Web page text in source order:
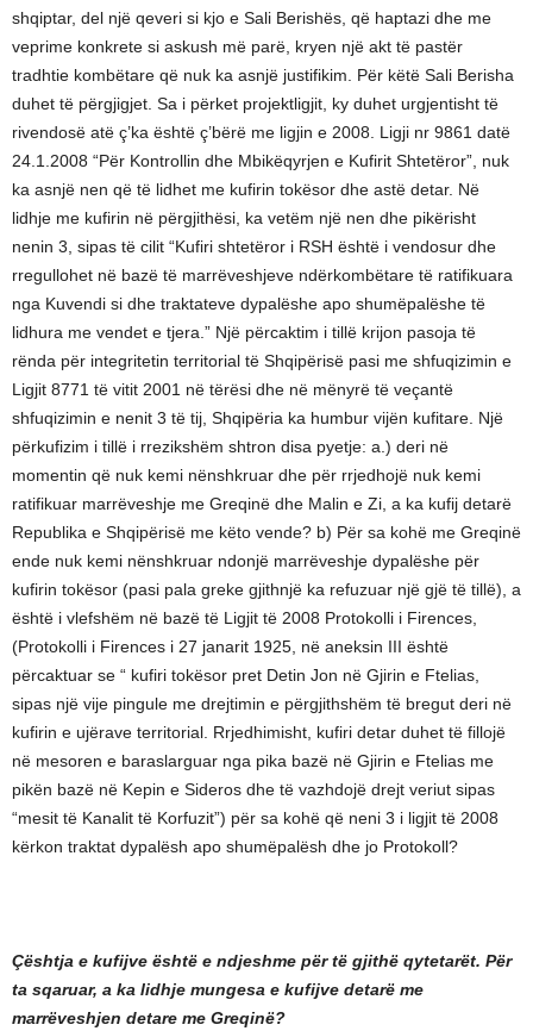
shqiptar, del një qeveri si kjo e Sali Berishës, që haptazi dhe me
veprime konkrete si askush më parë, kryen një akt të pastër
tradhtie kombëtare që nuk ka asnjë justifikim. Për këtë Sali Berisha
duhet të përgjigjet. Sa i përket projektligjit, ky duhet urgjentisht të
rivendosë atë ç’ka është ç’bërë me ligjin e 2008. Ligji nr 9861 datë
24.1.2008 “Për Kontrollin dhe Mbikëqyrjen e Kufirit Shtetëror”, nuk
ka asnjë nen që të lidhet me kufirin tokësor dhe astë detar. Në
lidhje me kufirin në përgjithësi, ka vetëm një nen dhe pikërisht
nenin 3, sipas të cilit “Kufiri shtetëror i RSH është i vendosur dhe
rregullohet në bazë të marrëveshjeve ndërkombëtare të ratifikuara
nga Kuvendi si dhe traktateve dypalëshe apo shumëpalëshe të
lidhura me vendet e tjera.” Një përcaktim i tillë krijon pasoja të
rënda për integritetin territorial të Shqipërisë pasi me shfuqizimin e
Ligjit 8771 të vitit 2001 në tërësi dhe në mënyrë të veçantë
shfuqizimin e nenit 3 të tij, Shqipëria ka humbur vijën kufitare. Një
përkufizim i tillë i rrezikshëm shtron disa pyetje: a.) deri në
momentin që nuk kemi nënshkruar dhe për rrjedhojë nuk kemi
ratifikuar marrëveshje me Greqinë dhe Malin e Zi, a ka kufij detarë
Republika e Shqipërisë me këto vende? b) Për sa kohë me Greqinë
ende nuk kemi nënshkruar ndonjë marrëveshje dypalëshe për
kufirin tokësor (pasi pala greke gjithnjë ka refuzuar një gjë të tillë), a
është i vlefshëm në bazë të Ligjit të 2008 Protokolli i Firences,
(Protokolli i Firences i 27 janarit 1925, në aneksin III është
përcaktuar se “ kufiri tokësor pret Detin Jon në Gjirin e Ftelias,
sipas një vije pingule me drejtimin e përgjithshëm të bregut deri në
kufirin e ujërave territorial. Rrjedhimisht, kufiri detar duhet të fillojë
në mesoren e baraslarguar nga pika bazë në Gjirin e Ftelias me
pikën bazë në Kepin e Sideros dhe të vazhdojë drejt veriut sipas
“mesit të Kanalit të Korfuzit”) për sa kohë që neni 3 i ligjit të 2008
kërkon traktat dypalësh apo shumëpalësh dhe jo Protokoll?
Çështja e kufijve është e ndjeshme për të gjithë qytetarët. Për
ta sqaruar, a ka lidhje mungesa e kufijve detarë me
marrëveshjen detare me Greqinë?